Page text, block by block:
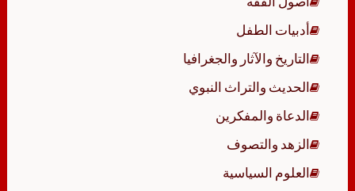
أدبيات الطفل
التاريخ والآثار والجغرافيا
الحديث والتراث النبوي
الدعاة والمفكرين
الزهد والتصوف
العلوم السياسية